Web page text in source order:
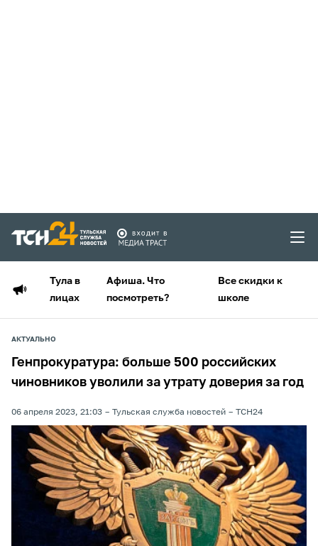
Тула в
лицах
Афиша. Что
посмотреть?
Все скидки к
школе
АКТУАЛЬНО
Генпрокуратура: больше 500 российских
чиновников уволили за утрату доверия за год
06 апреля 2023, 21:03 Тульская служба новостей ТСН24